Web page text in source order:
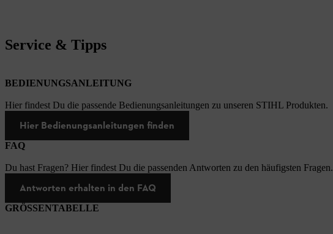
Service & Tipps
BEDIENUNGSANLEITUNG
Hier findest Du die passende Bedienungsanleitungen zu unseren STIHL Produkten.
Hier Bedienungsanleitungen finden
FAQ
Du hast Fragen? Hier findest Du die passenden Antworten zu den häufigsten Fragen.
Antworten erhalten in den FAQ
GRÖSSENTABELLE